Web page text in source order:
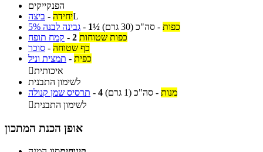
הפנקייקים
ביצה - יחידהL
גבינה לבנה 5% - 1½ כפות - סה"כ (30 גרם)
קמח תופח - 2 כפות שטוחות
סוכר - כף שטוחה
תמצית וניל - כפית
איכותית
לשימון התבנית
תרסיס שמן קנולה - 4 מנות - סה"כ (1 גרם)
לשימון התבנית
אופן הכנת המתכון